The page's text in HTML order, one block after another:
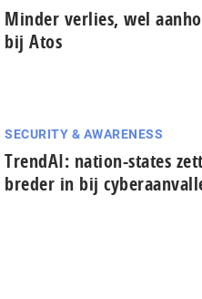
Minder verlies, wel
bij Atos
SECURITY & AWARENESS
TrendAI: nation-states
breder in bij